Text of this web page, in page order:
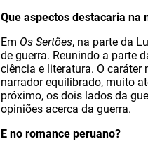
Que aspectos destacaria na
Em Os Sertões, na parte da
de guerra. Reunindo a parte
ciência e literatura. O
narrador equilibrado, muito
próximo, os dois lados da
opiniões acerca da guerra.
E no romance peruano?